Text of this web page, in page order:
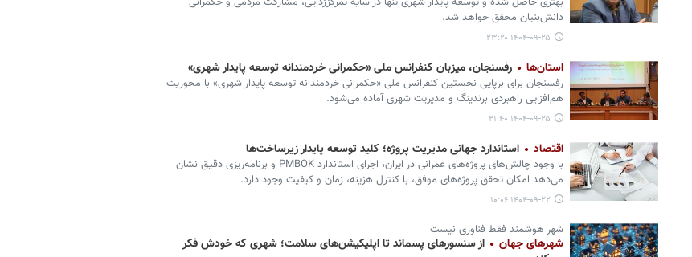
دانش‌بنیان محقق خواهد شد.
۱۴۰۴-۰۹-۲۵ ۲۳:۲۰
استان‌ها رفسنجان، میزبان کنفرانس ملی «حکمرانی خردمندانه توسعه پایدار شهری»
رفسنجان برای برپایی نخستین کنفرانس ملی «حکمرانی خردمندانه توسعه پایدار شهری» با محوریت
هم‌افزایی راهبردی برندینگ و مدیریت شهری آماده می‌شود.
۱۴۰۴-۰۹-۲۵ ۲۱:۴۰
اقتصاد استاندارد جهانی مدیریت پروژه؛ کلید توسعه پایدار زیرساخت‌ها
با وجود چالش‌های پروژه‌های عمرانی در ایران، اجرای استاندارد PMBOK و برنامه‌ریزی دقیق نشان
می‌دهد امکان تحقق پروژه‌های موفق، با کنترل هزینه، زمان و کیفیت وجود دارد.
۱۴۰۴-۰۹-۲۲ ۱۰:۰۶
شهر هوشمند فقط فناوری نیست
شهرهای جهان
از سنسورهای پسماند تا اپلیکیشن‌های سلامت؛ شهری که خودش فکر